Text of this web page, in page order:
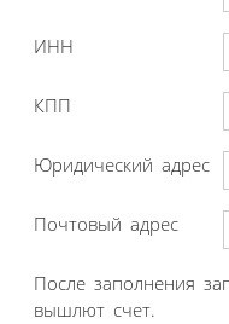
ИНН
КПП
Юридический адрес
Почтовый адрес
После заполнения
вышлют счет.